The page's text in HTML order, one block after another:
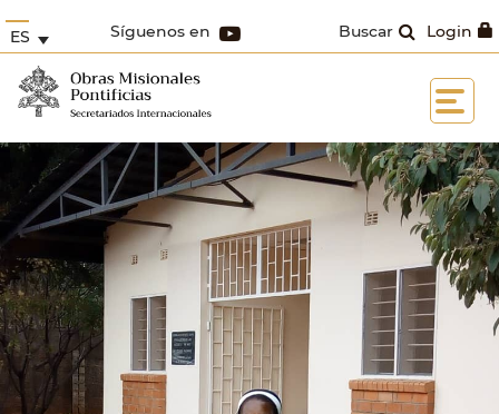
Login
Buscar
Síguenos en
ES